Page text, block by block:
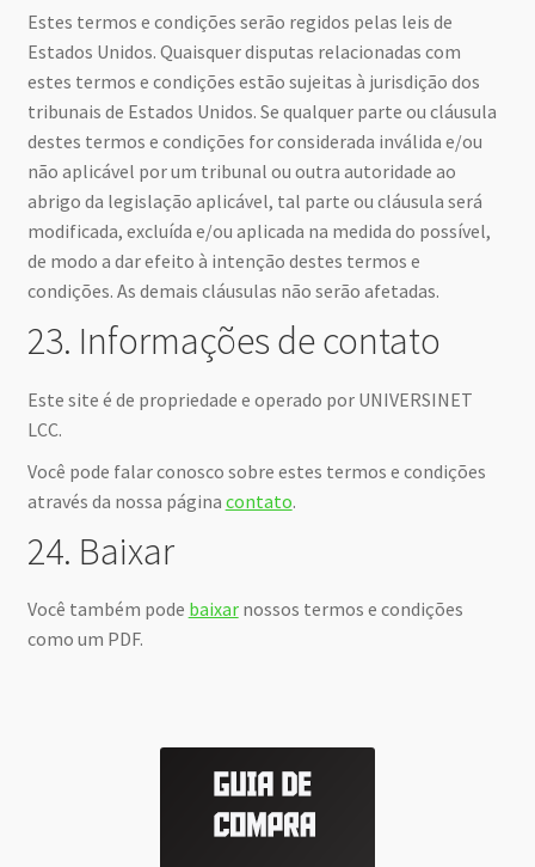
Estes termos e condições serão regidos pelas leis de
Estados Unidos. Quaisquer disputas relacionadas com
estes termos e condições estão sujeitas à jurisdição dos
tribunais de Estados Unidos. Se qualquer parte ou cláusula
destes termos e condições for considerada inválida e/ou
não aplicável por um tribunal ou outra autoridade ao
abrigo da legislação aplicável, tal parte ou cláusula será
modificada, excluída e/ou aplicada na medida do possível,
de modo a dar efeito à intenção destes termos e
condições. As demais cláusulas não serão afetadas.
23. Informações de contato
Este site é de propriedade e operado por UNIVERSINET
LCC.
Você pode falar conosco sobre estes termos e condições
através da nossa página contato.
24. Baixar
Você também pode baixarnossos termos e condições
como um PDF.